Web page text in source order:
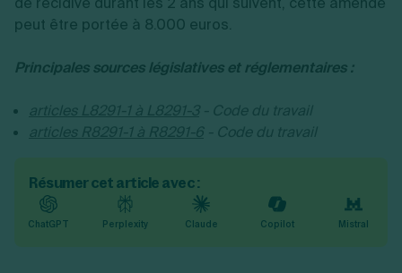
peut être portée à 8.000 euros.
Principales sources législatives et réglementaires :
articles L8291-1 à L8291-3- Code du travail
articles R8291-1 à R8291-6- Code du travail
Résumer cet article avec :
ChatGPT Perplexity Claude Copilot Mistral